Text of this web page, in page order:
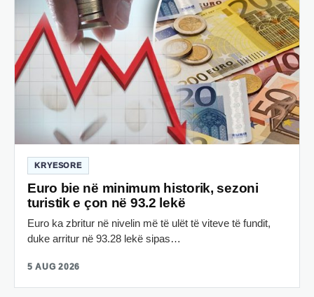
KRYESORE
Euro bie në minimum historik, sezoni
turistik e çon në 93.2 lekë
Euro ka zbritur në nivelin më të ulët të viteve të fundit,
duke arritur në 93.28 lekë sipas…
5 AUG 2026